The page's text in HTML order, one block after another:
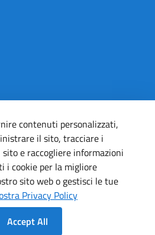
Linkedin
contenuti personalizzati,
il sito, tracciare i
e raccogliere informazioni
i cookie per la migliore
sito web o gestisci le tue
Privacy Policy
Accept All